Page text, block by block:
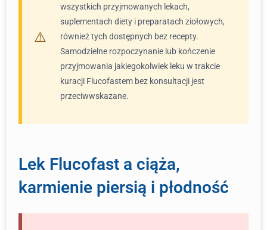
wszystkich przyjmowanych lekach,
suplementach diety i preparatach ziołowych,
również tych dostępnych bez recepty.
Samodzielne rozpoczynanie lub kończenie
przyjmowania jakiegokolwiek leku w trakcie
kuracji Flucofastem bez konsultacji jest
przeciwwskazane.
Lek Flucofast a ciąża,
karmienie piersią i płodność